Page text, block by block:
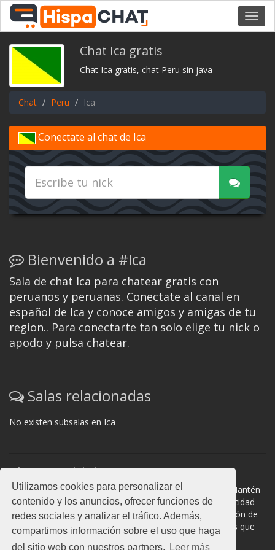
Utilizamos cookies para personalizar el
contenido y los anuncios, ofrecer funciones de
redes sociales y analizar el tráfico. Además,
compartimos información sobre el uso que haga
del sitio web con nuestros partners.
Leer más
Chat Ica gratis
Chat Ica gratis, chat Peru sin java
Chat Peru Ica
Conectate al chat de Ica
Bienvenido a #Ica
Sala de chat Ica para chatear gratis con
peruanos y peruanas. Conectate al canal en
español de Ica y conoce amigos y amigas de tu
region.. Para conectarte tan solo elige tu nick o
apodo y pulsa chatear.
Salas relacionadas
No existen subsalas en Ica
Normas del chat
#Ica es una sala donde participan cientos de personas. Mantén
la educación y compórtate como en la vida real. La privacidad
de los usuarios es muy importante, no facilites información de
terceros. Todas las salas cuentan con moderadores a los que
puedes dirigirte en caso de dudas.